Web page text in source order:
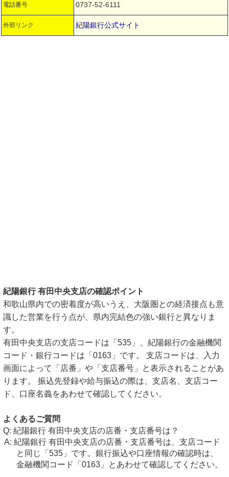
電話番号 0737-52-6111
外部リンク 紀陽銀行公式サイト
紀陽銀行 有田中央支店の確認ポイント
和歌山県内での密着度が高いうえ、大阪圏との経済接点も意
識した営業を行う点が、県内完結色の強い銀行と異なりま
す。
有田中央支店の支店コードは「535」、紀陽銀行の金融機関
コード・銀行コードは「0163」です。 支店コードは、入力
画面によって「店番」や「支店番号」と表示されることがあ
ります。 振込先登録や給与振込の際は、支店名、支店コー
ド、口座名義をあわせて確認してください。
よくあるご質問
紀陽銀行 有田中央支店の店番・支店番号は？
紀陽銀行 有田中央支店の店番・支店番号は、支店コード
と同じ「535」です。銀行振込や口座情報の確認時は、
金融機関コード「0163」とあわせて確認してください。